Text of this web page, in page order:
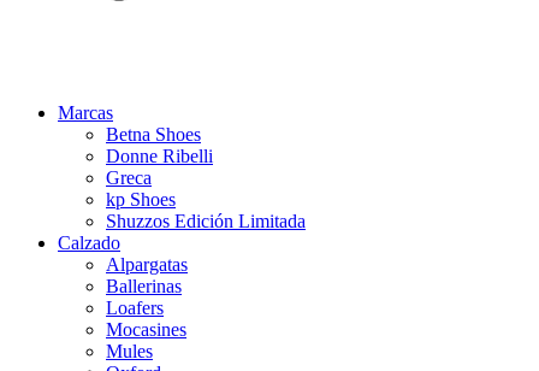
Marcas
Betna Shoes
Donne Ribelli
Greca
kp Shoes
Shuzzos Edición Limitada
Calzado
Alpargatas
Ballerinas
Loafers
Mocasines
Mules